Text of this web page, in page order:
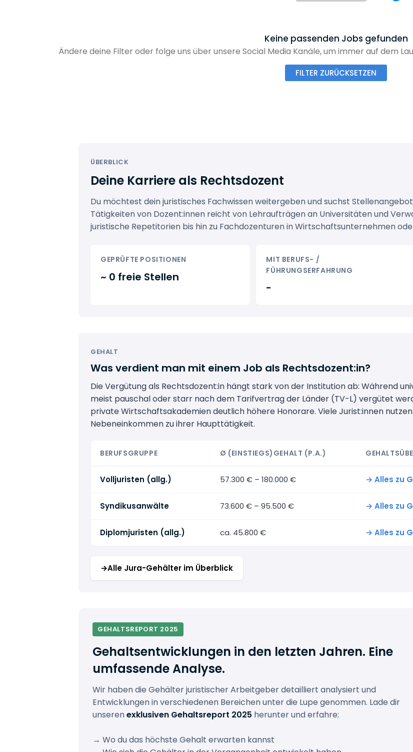
Keine passenden Jobs gefunden
Ändere deine Filter oder folge uns über unsere Social Media Kanäle, um immer auf dem
FILTER ZURÜCKSETZEN
ÜBERBLICK
Deine Karriere als Rechtsdozent
Du möchtest dein juristisches Fachwissen weitergeben und suchst
Tätigkeiten von Dozent:innen reicht von Lehraufträgen an Universitäten und
juristische Repetitorien bis hin zu Fachdozenturen in Wirtschaftsunternehmen
GEPRÜFTE POSITIONEN
~ 0 freie Stellen
MIT BERUFS- /
FÜHRUNGSERFAHRUNG
-
GEHALT
Was verdient man mit einem Job als Rechtsdozent:in?
Die Vergütung als Rechtsdozent:in hängt stark von der Institution ab: Während
meist pauschal oder starr nach dem Tarifvertrag der Länder (TV-L) vergütet
private Wirtschaftsakademien deutlich höhere Honorare. Viele Jurist:innen
Nebeneinkommen zu ihrer Haupttätigkeit.
BERUFSGRUPPE Ø (EINSTIEGS)GEHALT (P.A.)
Volljuristen (allg.) 57.300 € – 180.000 € → Alles zu
Syndikusanwälte 73.600 € – 95.500 € → Alles zu
Diplomjuristen (allg.) ca. 45.800 € → Alles zu
→Alle Jura-Gehälter im Überblick
GEHALTSREPORT 2025
Gehaltsentwicklungen in den letzten Jahren. Eine
umfassende Analyse.
Wir haben die Gehälter juristischer Arbeitgeber detailliert analysiert und
Entwicklungen in verschiedenen Bereichen unter die Lupe genommen. Lade dir
unserenexklusiven Gehaltsreport 2025 herunter und erfahre:
→ Wo du das höchste Gehalt erwarten kannst